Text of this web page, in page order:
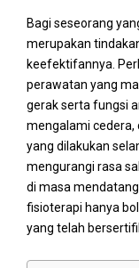
Bagi seseorang
merupakan
keefektifannya.
perawatan yang
gerak serta fungsi
mengalami cedera,
yang dilakukan
mengurangi rasa
di masa
fisioterapi hanya
yang telah